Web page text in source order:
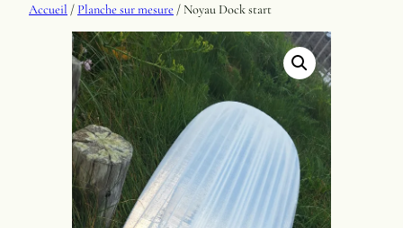
Accueil / Planche sur mesure / Noyau Dock start